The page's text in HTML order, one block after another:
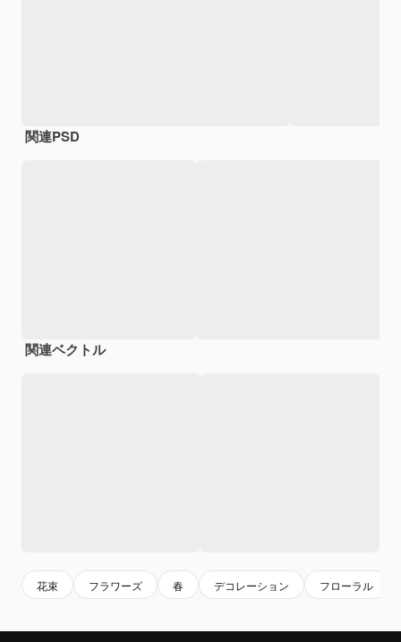
関連PSD
関連ベクトル
花束 フラワーズ 春 デコレーション フローラル